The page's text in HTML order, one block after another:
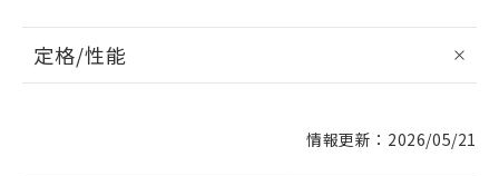
定格/性能
情報更新：2026/05/21